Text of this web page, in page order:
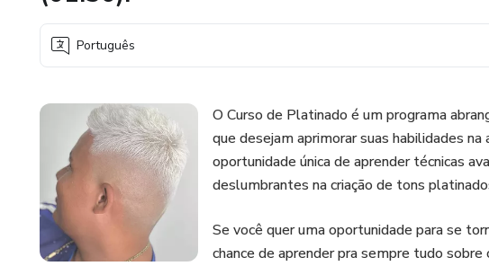
Português
O Curso de Platinado é um programa
que desejam aprimorar suas habilidades
oportunidade única de aprender técnicas
deslumbrantes na criação de tons
Se você quer uma oportunidade para se
chance de aprender pra sempre tudo